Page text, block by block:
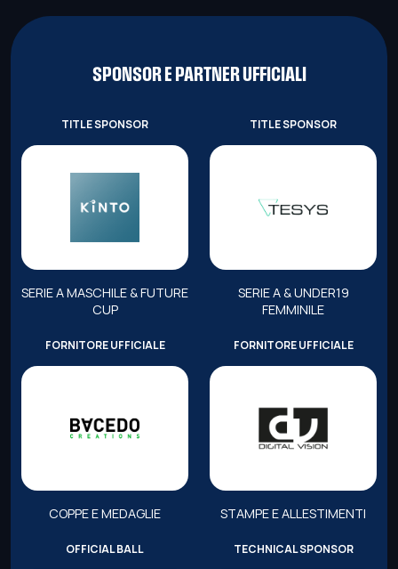
SPONSOR E PARTNER UFFICIALI
TITLE SPONSOR
SERIE A MASCHILE & FUTURE
CUP
TITLE SPONSOR
SERIE A & UNDER19
FEMMINILE
FORNITORE UFFICIALE
COPPE E MEDAGLIE
FORNITORE UFFICIALE
STAMPE E ALLESTIMENTI
OFFICIAL BALL TECHNICAL SPONSOR